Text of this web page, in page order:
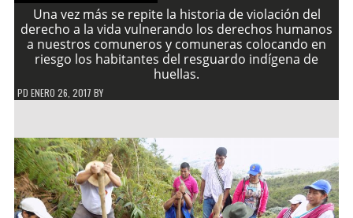
Una vez más se repite la historia de violación del
derecho a la vida vulnerando los derechos humanos
a nuestros comuneros y comuneras colocando en
riesgo los habitantes del resguardo indígena de
huellas.
PD ENERO 26, 2017 BY